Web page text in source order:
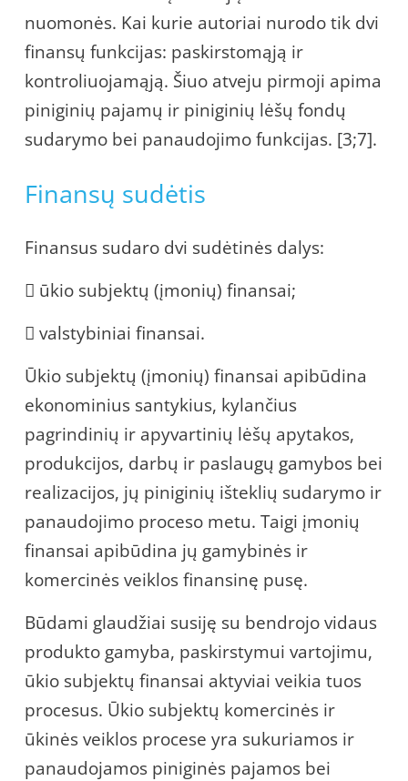
nuomonės. Kai kurie autoriai nurodo tik dvi
finansų funkcijas: paskirstomąją ir
kontroliuojamąją. Šiuo atveju pirmoji apima
piniginių pajamų ir piniginių lėšų fondų
sudarymo bei panaudojimo funkcijas. [3;7].
Finansų sudėtis
Finansus sudaro dvi sudėtinės dalys:
 ūkio subjektų (įmonių) finansai;
 valstybiniai finansai.
Ūkio subjektų (įmonių) finansai apibūdina
ekonominius santykius, kylančius
pagrindinių ir apyvartinių lėšų apytakos,
produkcijos, darbų ir paslaugų gamybos bei
realizacijos, jų piniginių išteklių sudarymo ir
panaudojimo proceso metu. Taigi įmonių
finansai apibūdina jų gamybinės ir
komercinės veiklos finansinę pusę.
Būdami glaudžiai susiję su bendrojo vidaus
produkto gamyba, paskirstymui vartojimu,
ūkio subjektų finansai aktyviai veikia tuos
procesus. Ūkio subjektų komercinės ir
ūkinės veiklos procese yra sukuriamos ir
panaudojamos piniginės pajamos bei